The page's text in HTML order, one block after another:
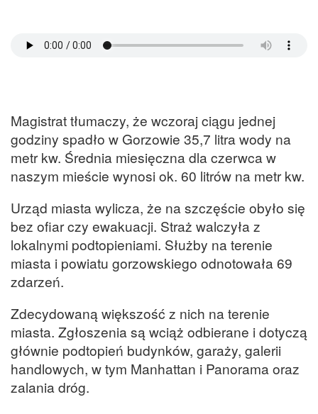
Magistrat tłumaczy, że wczoraj ciągu jednej
godziny spadło w Gorzowie 35,7 litra wody na
metr kw. Średnia miesięczna dla czerwca w
naszym mieście wynosi ok. 60 litrów na metr kw.
Urząd miasta wylicza, że na szczęście obyło się
bez ofiar czy ewakuacji. Straż walczyła z
lokalnymi podtopieniami. Służby na terenie
miasta i powiatu gorzowskiego odnotowała 69
zdarzeń.
Zdecydowaną większość z nich na terenie
miasta. Zgłoszenia są wciąż odbierane i dotyczą
głównie podtopień budynków, garaży, galerii
handlowych, w tym Manhattan i Panorama oraz
zalania dróg.